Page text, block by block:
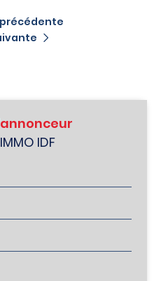
IDF